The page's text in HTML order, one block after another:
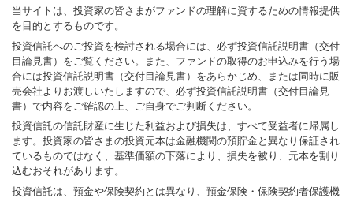
当サイトは、投資家の皆さまがファンドの理解に資するための情報提供
を目的とするものです。
投資信託へのご投資を検討される場合には、必ず投資信託説明書（交付
目論見書）をご覧ください。また、ファンドの取得のお申込みを行う場
合には投資信託説明書（交付目論見書）をあらかじめ、または同時に販
売会社よりお渡しいたしますので、必ず投資信託説明書（交付目論見
書）で内容をご確認の上、ご自身でご判断ください。
投資信託の信託財産に生じた利益および損失は、すべて受益者に帰属し
ます。投資家の皆さまの投資元本は金融機関の預貯金と異なり保証され
ているものではなく、基準価額の下落により、損失を被り、元本を割り
込むおそれがあります。
投資信託は、預金や保険契約とは異なり、預金保険・保険契約者保護機